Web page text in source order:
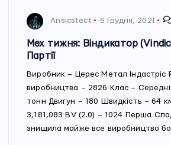
Ansicstect 6 Грудня, 2021
Мех тижня: Віндикатор
Партії
Виробник – Церес Метал Індастріс
виробництва – 2826 Клас –
тонн Двигун – 180 Швидкість – 64
3,181,083 BV (2.0) – 1024 Перша
знищила майже все виробництво